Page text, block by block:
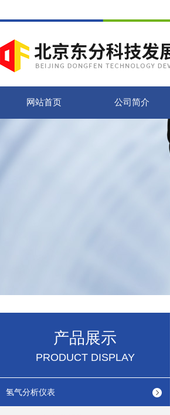
网站首页 公司简介
产品展示
PRODUCT DISPLAY
氢气分析仪表